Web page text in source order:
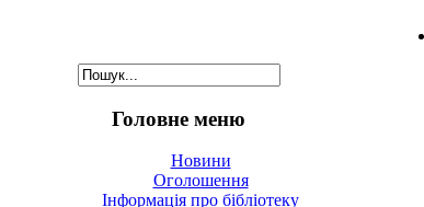
Головне меню
Новини
Оголошення
Інформація про бібліотеку